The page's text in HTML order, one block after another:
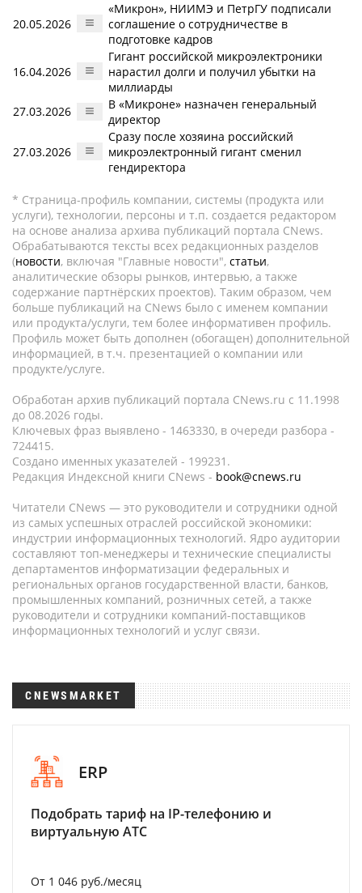
20.05.2026
«Микрон», НИИМЭ и ПетрГУ подписали
соглашение о сотрудничестве в
подготовке кадров
16.04.2026
Гигант российской микроэлектроники
нарастил долги и получил убытки на
миллиарды
27.03.2026
В «Микроне» назначен генеральный
директор
27.03.2026
Сразу после хозяина российский
микроэлектронный гигант сменил
гендиректора
* Страница-профиль компании, системы (продукта или
услуги), технологии, персоны и т.п. создается редактором
на основе анализа архива публикаций портала CNews.
Обрабатываются тексты всех редакционных разделов
(новости, включая "Главные новости", статьи,
аналитические обзоры рынков, интервью, а также
содержание партнёрских проектов). Таким образом, чем
больше публикаций на CNews было с именем компании
или продукта/услуги, тем более информативен профиль.
Профиль может быть дополнен (обогащен) дополнительной
информацией, в т.ч. презентацией о компании или
продукте/услуге.
Обработан архив публикаций портала CNews.ru c 11.1998
до 08.2026 годы.
Ключевых фраз выявлено - 1463330, в очереди разбора -
724415.
Создано именных указателей - 199231.
Редакция Индексной книги CNews - book@cnews.ru
Читатели CNews — это руководители и сотрудники одной
из самых успешных отраслей российской экономики:
индустрии информационных технологий. Ядро аудитории
составляют топ-менеджеры и технические специалисты
департаментов информатизации федеральных и
региональных органов государственной власти, банков,
промышленных компаний, розничных сетей, а также
руководители и сотрудники компаний-поставщиков
информационных технологий и услуг связи.
CNEWSMARKET
ERP
Подобрать тариф на IP-телефонию и
виртуальную АТС
От 1 046 руб./месяц